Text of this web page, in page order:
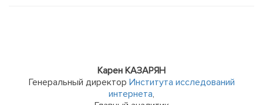
Карен КАЗАРЯН
Генеральный директор Института исследований
интернета,